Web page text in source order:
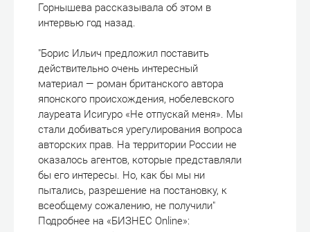
Горнышева рассказывала об этом в
интервью год назад.
"Борис Ильич предложил поставить
действительно очень интересный
материал — роман британского автора
японского происхождения, нобелевского
лауреата Исигуро «Не отпускай меня». Мы
стали добиваться урегулирования вопроса
авторских прав. На территории России не
оказалось агентов, которые представляли
бы его интересы. Но, как бы мы ни
пытались, разрешение на постановку, к
всеобщему сожалению, не получили"
Подробнее на «БИЗНЕС Online»: